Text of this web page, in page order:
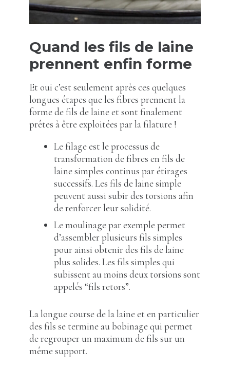
Quand les fils de laine
prennent enfin forme
Et oui c’est seulement après ces quelques
longues étapes que les fibres prennent la
forme de fils de laine et sont finalement
prêtes à être exploitées par la filature !
Le filage est le processus de
transformation de fibres en fils de
laine simples continus par étirages
successifs. Les fils de laine simple
peuvent aussi subir des torsions afin
de renforcer leur solidité.
Le moulinage par exemple permet
d’assembler plusieurs fils simples
pour ainsi obtenir des fils de laine
plus solides. Les fils simples qui
subissent au moins deux torsions sont
appelés “fils retors”.
La longue course de la laine et en particulier
des fils se termine au bobinage qui permet
de regrouper un maximum de fils sur un
même support.